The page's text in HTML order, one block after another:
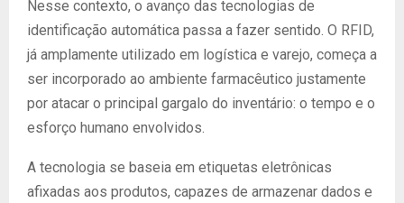
Nesse contexto, o avanço das tecnologias de
identificação automática passa a fazer sentido. O RFID,
já amplamente utilizado em logística e varejo, começa a
ser incorporado ao ambiente farmacêutico justamente
por atacar o principal gargalo do inventário: o tempo e o
esforço humano envolvidos.
A tecnologia se baseia em etiquetas eletrônicas
afixadas aos produtos, capazes de armazenar dados e